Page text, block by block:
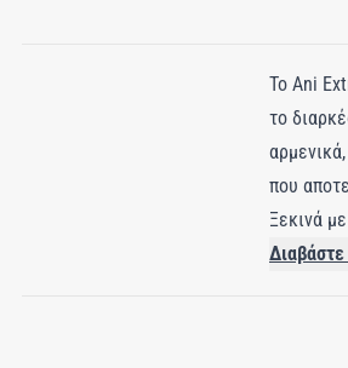
Το Ani
το
που
Ξεκινά
Extrait